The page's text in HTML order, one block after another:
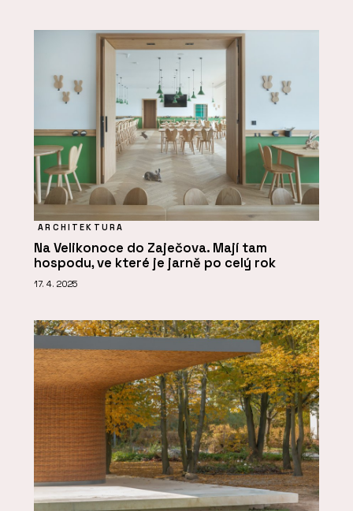
ARCHITEKTURA
Na Velikonoce do Zaječova. Mají tam
hospodu, ve které je jarně po celý rok
17. 4. 2025